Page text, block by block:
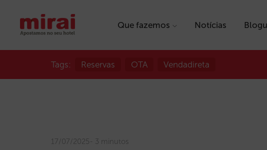
Que fazemos Notícias
Tags: Reservas OTA Vendadireta
17/07/2025 3 minutos